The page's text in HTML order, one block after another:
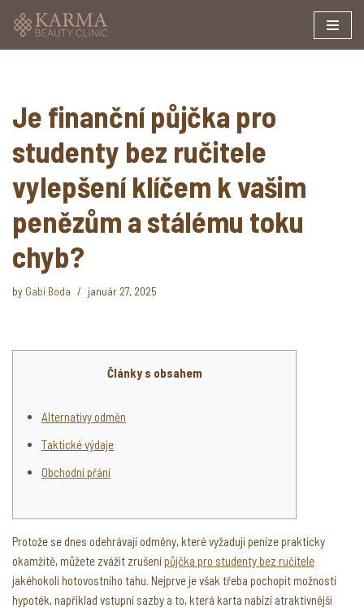
Je finanční půjčka pro
studenty bez ručitele
vylepšení klíčem k vašim
penězům a stálému toku
chyb?
by Gabi Boda január 27, 2025
Články s obsahem
Alternativy odměn
Taktické výdaje
Obchodní přání
Protože se dnes odehrávají odměny, které vyžadují peníze prakticky
okamžitě, můžete zvážit zrušenípůjčka pro studenty bez ručitele
jakéhokoli hotovostního tahu. Nejprve je však třeba pochopit možnosti
hypoték, například vstupní sazby a to, která karta nabízí atraktivnější